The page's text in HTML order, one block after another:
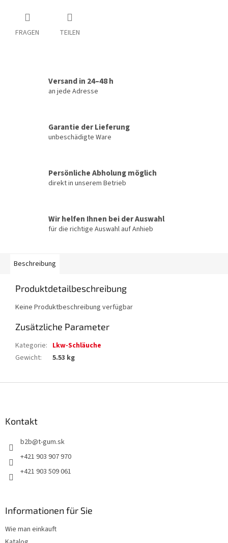
FRAGEN TEILEN
Versand in 24–48 h
an jede Adresse
Garantie der Lieferung
unbeschädigte Ware
Persönliche Abholung möglich
direkt in unserem Betrieb
Wir helfen Ihnen bei der Auswahl
für die richtige Auswahl auf Anhieb
Beschreibung
Produktdetailbeschreibung
Keine Produktbeschreibung verfügbar
Zusätzliche Parameter
Kategorie: Lkw-Schläuche
Gewicht: 5.53 kg
Kontakt
b2b@t-gum.sk
+421 903 907 970
+421 903 509 061
Informationen für Sie
Wie man einkauft